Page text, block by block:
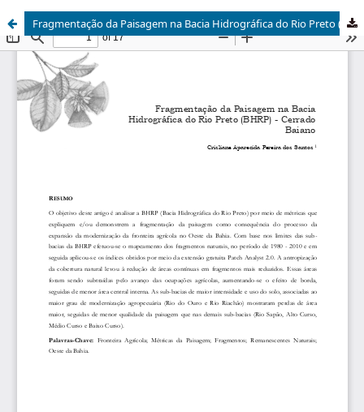
Fragmentação da Paisagem na Bacia Hidrográfica do Rio Preto (BHRP) - Cerrado Baiano